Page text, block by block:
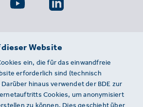
und
V.
2
dieser Website
ein, die für das einwandfreie
erforderlich sind (technisch
hinaus verwendet der BDE zur
Cookies, um anonymisiert
zu können. Dies geschieht über